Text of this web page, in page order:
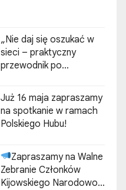
„Nie daj się oszukać w
sieci – praktyczny
przewodnik po
Już 16 maja zapraszamy
na spotkanie w ramach
Polskiego Hubu!
Zapraszamy na Walne
Zebranie Członków
Kijowskiego Narodowo-